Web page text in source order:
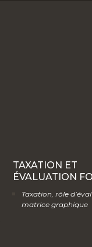
TAXATION ET
ÉVALUATION
Taxation, rôle
matrice graphique